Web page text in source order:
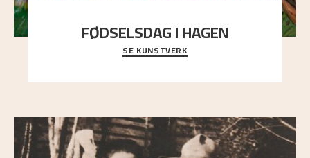
FØDSELSDAG I HAGEN
En gruppe mennesker er samlet under de store
trekronene i prestegårdshagen...
SE KUNSTVERK